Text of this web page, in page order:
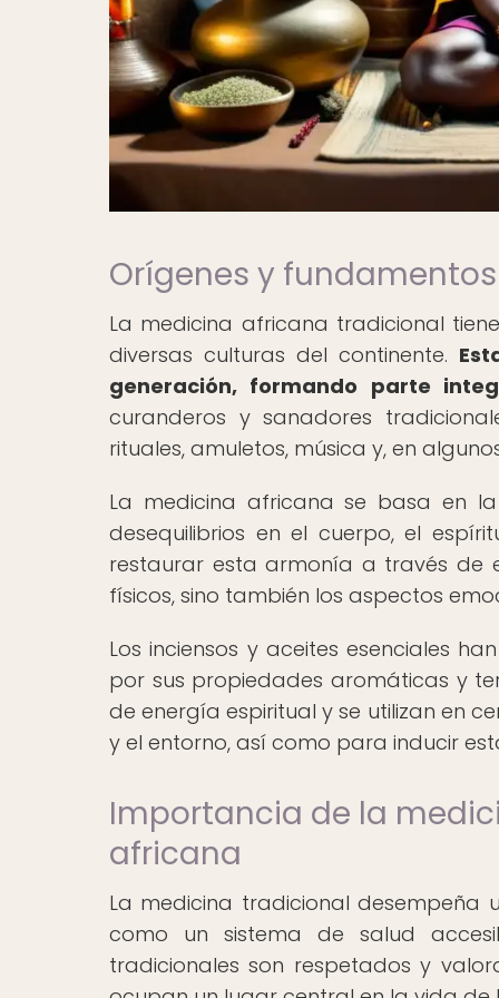
Orígenes y
La medicina africana tradicional
diversas culturas del continente.
generación, formando parte
curanderos y sanadores
rituales, amuletos, música y, en
La medicina africana se basa en
desequilibrios en el cuerpo, el
restaurar esta armonía a través de
físicos, sino también los aspectos
Los inciensos y aceites esenciales
por sus propiedades aromáticas y
de energía espiritual y se utilizan en
y el entorno, así como para inducir
Importancia de la
africana
La medicina tradicional desempeña
como un sistema de salud
tradicionales son respetados y